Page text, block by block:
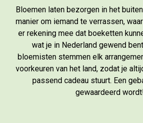
Bloemen laten bezorgen in het
manier om iemand te verrassen,
er rekening mee dat boeketten
wat je in Nederland gewend
bloemisten stemmen elk
voorkeuren van het land, zodat je
passend cadeau stuurt. Een
gewaardeerd